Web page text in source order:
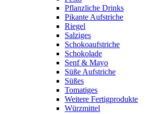
Pflanzliche Drinks
Pikante Aufstriche
Riegel
Salziges
Schokoaufstriche
Schokolade
Senf & Mayo
Süße Aufstriche
Süßes
Tomatiges
Weitere Fertigprodukte
Würzmittel